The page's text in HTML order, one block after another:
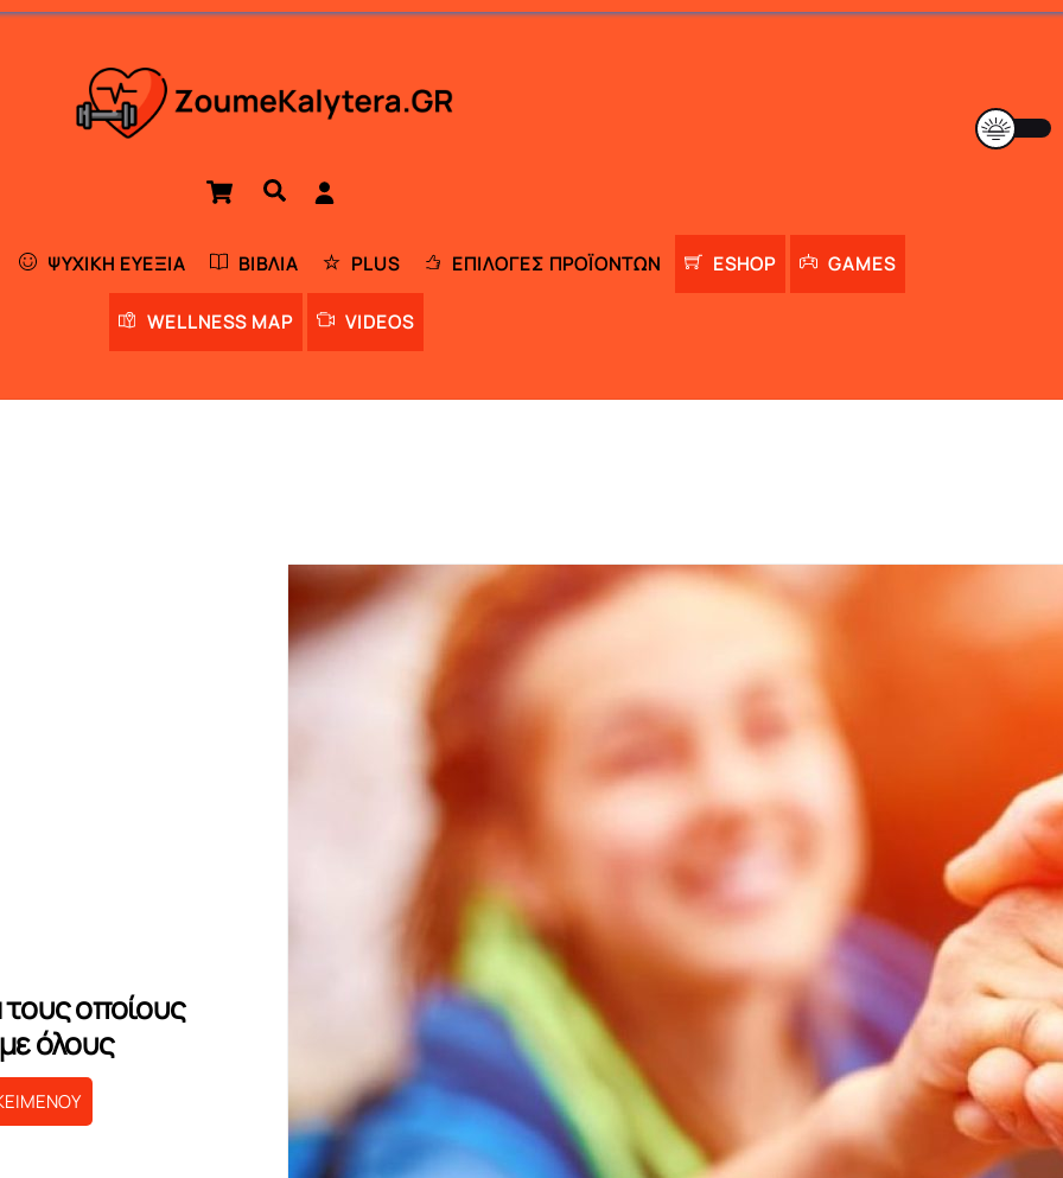
Cart Αναζήτηση
ΨΥΧΙΚΉ ΕΥΕΞΊΑ ΒΙΒΛΊΑ PLUS ΕΠΙΛΟΓΈΣ ΠΡΟΪΌΝΤΩΝ ESHOP GAMES
WELLNESS MAP VIDEOS
τους οποίους
όλους